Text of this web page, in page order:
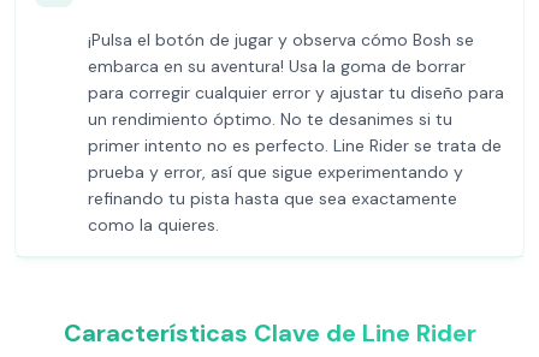
¡Pulsa el botón de jugar y observa cómo Bosh se
embarca en su aventura! Usa la goma de borrar
para corregir cualquier error y ajustar tu diseño para
un rendimiento óptimo. No te desanimes si tu
primer intento no es perfecto. Line Rider se trata de
prueba y error, así que sigue experimentando y
refinando tu pista hasta que sea exactamente
como la quieres.
Características Clave de Line Rider